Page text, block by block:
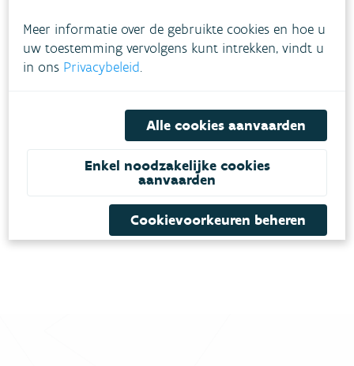
Riviercontracten
waterlopen in valleigebieden zoekt de VMM naar
oplossingen voor droogte, wateroverlast, erosie en
waterkwaliteit.
Meer informatie over de gebruikte cookies en hoe u
uw toestemming vervolgens kunt intrekken, vindt u
in ons Privacybeleid.
Alle cookies aanvaarden
Enkel noodzakelijke cookies
aanvaarden
Cookievoorkeuren beheren